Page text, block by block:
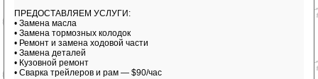
ПРЕДОСТАВЛЯЕМ УСЛУГИ:
• Замена масла
• Замена тормозных колодок
• Ремонт и замена ходовой части
• Замена деталей
• Кузовной ремонт
• Сварка трейлеров и рам — $90/час